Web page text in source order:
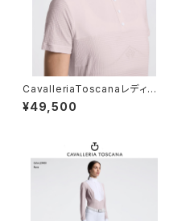
CavalleriaToscanaレディスS
Sシャツ CAD299JE240
¥49,500